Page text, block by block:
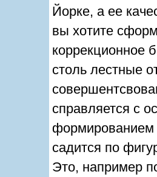
Йорке, а ее
вы хотите
коррекционное
столь лестные
справляется с
формированием
садится по
Это, например